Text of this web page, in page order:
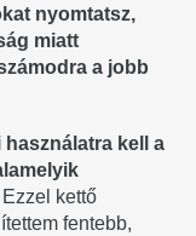
nyomtatsz,
miatt
a jobb
kell a
Ezzel kettő
fentebb,